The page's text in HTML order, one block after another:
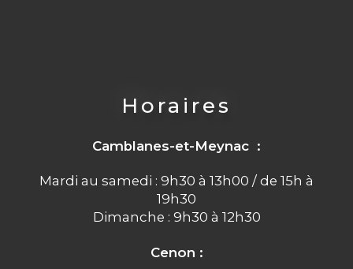
Horaires
Camblanes-et-Meynac :
Mardi au samedi : 9h30 à 13h00 / de 15h à
19h30
Dimanche : 9h30 à 12h30
Cenon :